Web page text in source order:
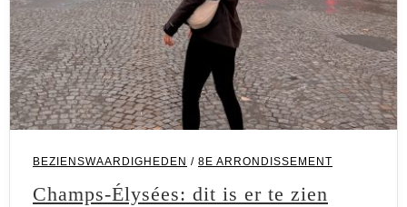
BEZIENSWAARDIGHEDEN / 8E ARRONDISSEMENT
Champs-Élysées: dit is er te zien